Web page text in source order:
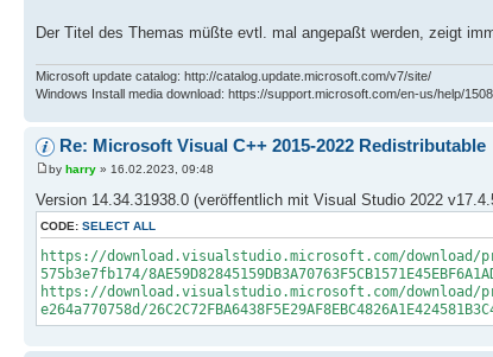
Der Titel des Themas müßte evtl. mal angepaßt werden, zeigt
Microsoft update catalog: http://catalog.update.microsoft.com/v7/site/
Windows Install media download: https://support.microsoft.com/en-us/help/
Re: Microsoft Visual C++ 2015-2022 Redistributable
by harry » 16.02.2023, 09:48
Version 14.34.31938.0 (veröffentlich mit Visual Studio 2022
CODE: SELECT ALL
https://download.visualstudio.microsoft.com/download/
575b3e7fb174/
https://download.visualstudio.microsoft.com/download/
e264a770758d/